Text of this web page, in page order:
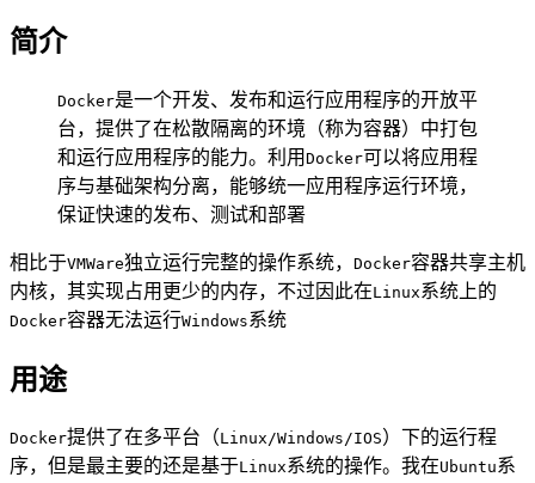
简介
Docker是一个开发、发布和运行应用程序的开放平
台，提供了在松散隔离的环境（称为容器）中打包
和运行应用程序的能力。利用 Docker可以将应用程
序与基础架构分离，能够统一应用程序运行环境，
保证快速的发布、测试和部署
相比于VMWare独立运行完整的操作系统， Docker容器共享主机
内核，其实现占用更少的内存，不过因此在Linux系统上的
Docker容器无法运行Windows系统
用途
Docker提供了在多平台（Linux/Windows/IOS）下的运行程
序，但是最主要的还是基于Linux系统的操作。我在Ubuntu系